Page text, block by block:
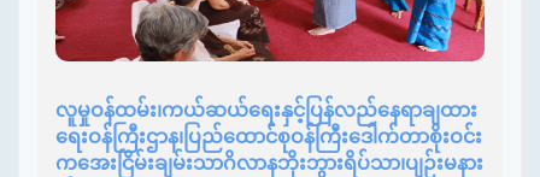
လူမှုဝန်ထမ်း၊ကယ်ဆယ်ရေးနှင့်ပြန်လည်နေရာချထား
ရေးဝန်ကြီးဌာန၊ပြည်ထောင်စုဝန်ကြီးဒေါက်တာစိုးဝင်း
ကအေးငြိမ်းချမ်းသာဂိလာနဘိုးဘွားရိပ်သာ၊ပျဉ်းမနား